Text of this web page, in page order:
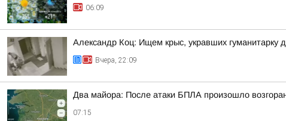
06:09
Александр Коц: Ищем крыс, укравших гуманитарку
Вчера, 22:09
Два майора: После атаки БПЛА произошло
07:15